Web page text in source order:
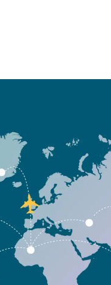
BVR BANCA